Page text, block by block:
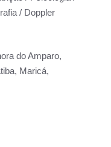
/ Doppler
do Amparo,
Maricá,